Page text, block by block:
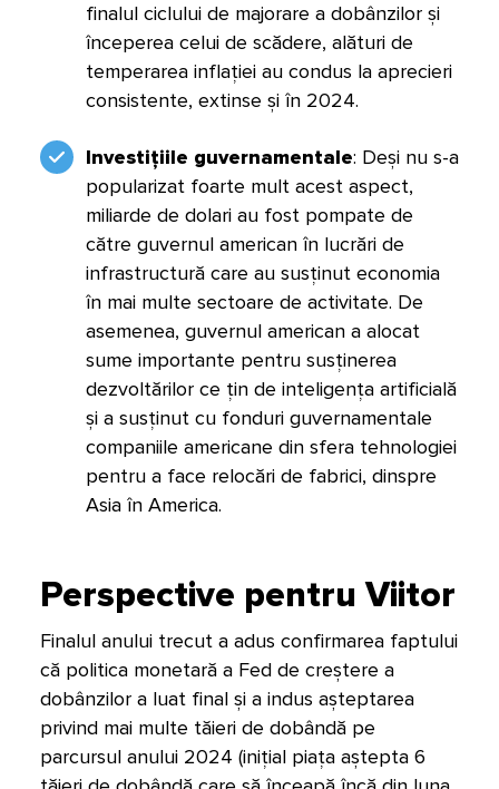
finalul ciclului de majorare a dobânzilor și
începerea celui de scădere, alături de
temperarea inflației au condus la aprecieri
consistente, extinse și în 2024.
Investițiile guvernamentale: Deși nu s-a
popularizat foarte mult acest aspect,
miliarde de dolari au fost pompate de
către guvernul american în lucrări de
infrastructură care au susținut economia
în mai multe sectoare de activitate. De
asemenea, guvernul american a alocat
sume importante pentru susținerea
dezvoltărilor ce țin de inteligența artificială
și a susținut cu fonduri guvernamentale
companiile americane din sfera tehnologiei
pentru a face relocări de fabrici, dinspre
Asia în America.
Perspective pentru Viitor
Finalul anului trecut a adus confirmarea faptului
că politica monetară a Fed de creștere a
dobânzilor a luat final și a indus așteptarea
privind mai multe tăieri de dobândă pe
parcursul anului 2024 (inițial piața aștepta 6